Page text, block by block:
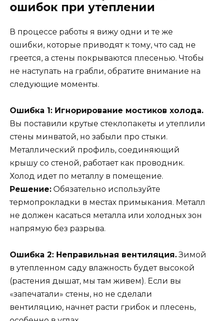
ошибок при утеплении
В процессе работы я вижу одни и те же
ошибки, которые приводят к тому, что сад не
греется, а стены покрываются плесенью. Чтобы
не наступать на грабли, обратите внимание на
следующие моменты.
Ошибка 1: Игнорирование мостиков холода.
Вы поставили крутые стеклопакеты и утеплили
стены минватой, но забыли про стыки.
Металлический профиль, соединяющий
крышу со стеной, работает как проводник.
Холод идет по металлу в помещение.
Решение: Обязательно используйте
термопрокладки в местах примыкания. Металл
не должен касаться металла или холодных зон
напрямую без разрыва.
Ошибка 2: Неправильная вентиляция.Зимой
в утепленном саду влажность будет высокой
(растения дышат, мы там живем). Если вы
«запечатали» стены, но не сделали
вентиляцию, начнет расти грибок и плесень,